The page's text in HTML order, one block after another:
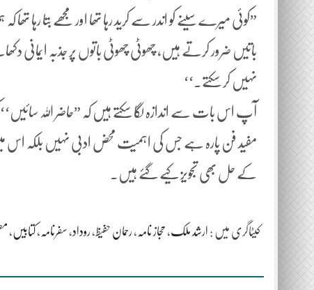
”کوئی میرے سینے کو اندر سے کرید رہا تھا اور مجھے بتا رہا
باتیں ضرور کرتے ہیں، چھوٹی چھوٹی باتوں پر جذبہ
نہیں کر سکتے۔‘‘
آپ اس بات سے اندازہ لگا سکتے ہیں کہ ”حاضر اللہ
مفید فن پارہ ہے جس کی اہمیت محض ادبی نہیں بلکہ اس
کے حل بھی تجویز کیے گئے ہیں۔
کیٹاگری میں : ارشد ملک، حجاز نامہ ، رحمان حفیظ، روداد، سفرنامہ ،کتابیں ،